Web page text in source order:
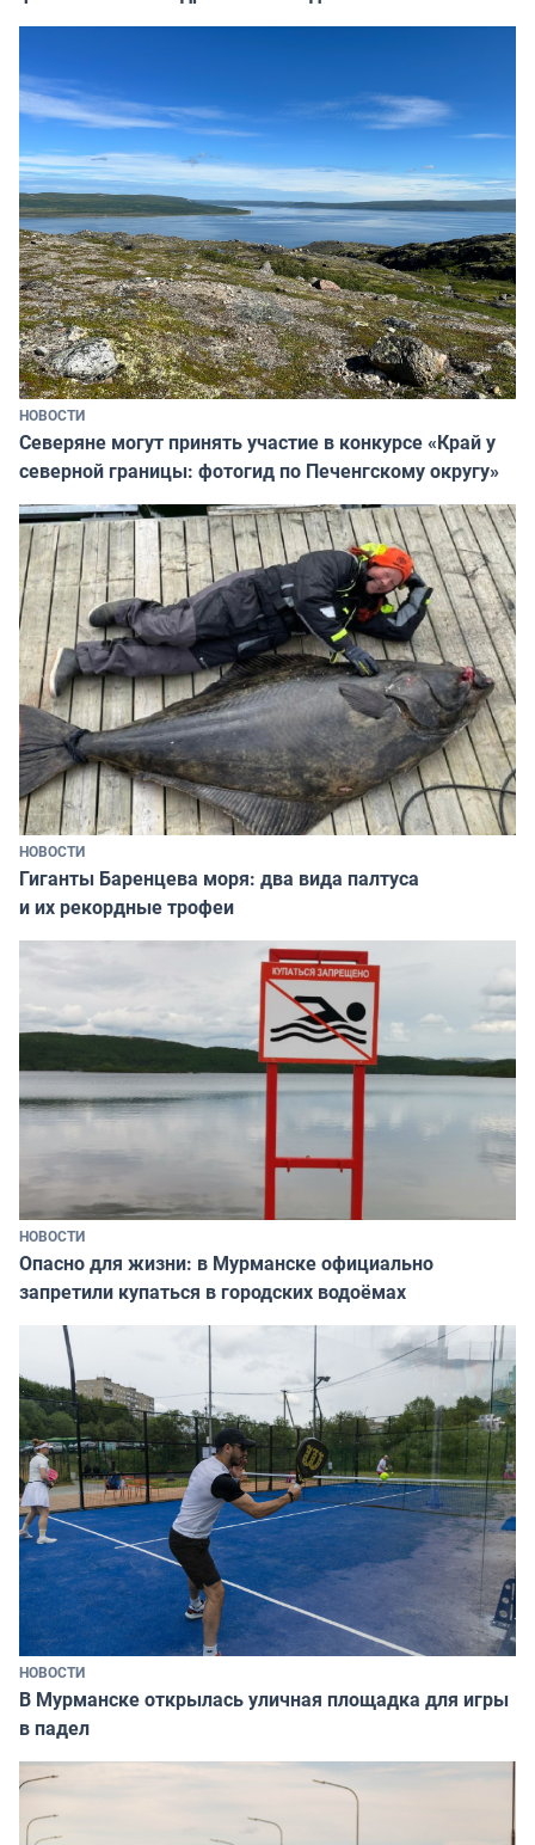
НОВОСТИ
Северяне могут принять участие в конкурсе «Край у
северной границы: фотогид по Печенгскому округу»
НОВОСТИ
Гиганты Баренцева моря: два вида палтуса
и их рекордные трофеи
НОВОСТИ
Опасно для жизни: в Мурманске официально
запретили купаться в городских водоёмах
НОВОСТИ
В Мурманске открылась уличная площадка для игры
в падел